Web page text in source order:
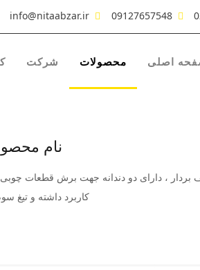
09127657548
info@nitaabzar.ir
اصلی محصولات شرکت
نام محصول
بردار ، دارای دو دندانه جهت برش قطعات
کاربرد داشته و تیغ